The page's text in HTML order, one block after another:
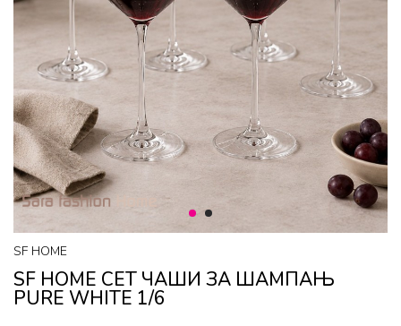
1 2
SF HOME
SF HOME СЕТ ЧАШИ ЗА ШАМПАЊ
PURE WHITE 1/6